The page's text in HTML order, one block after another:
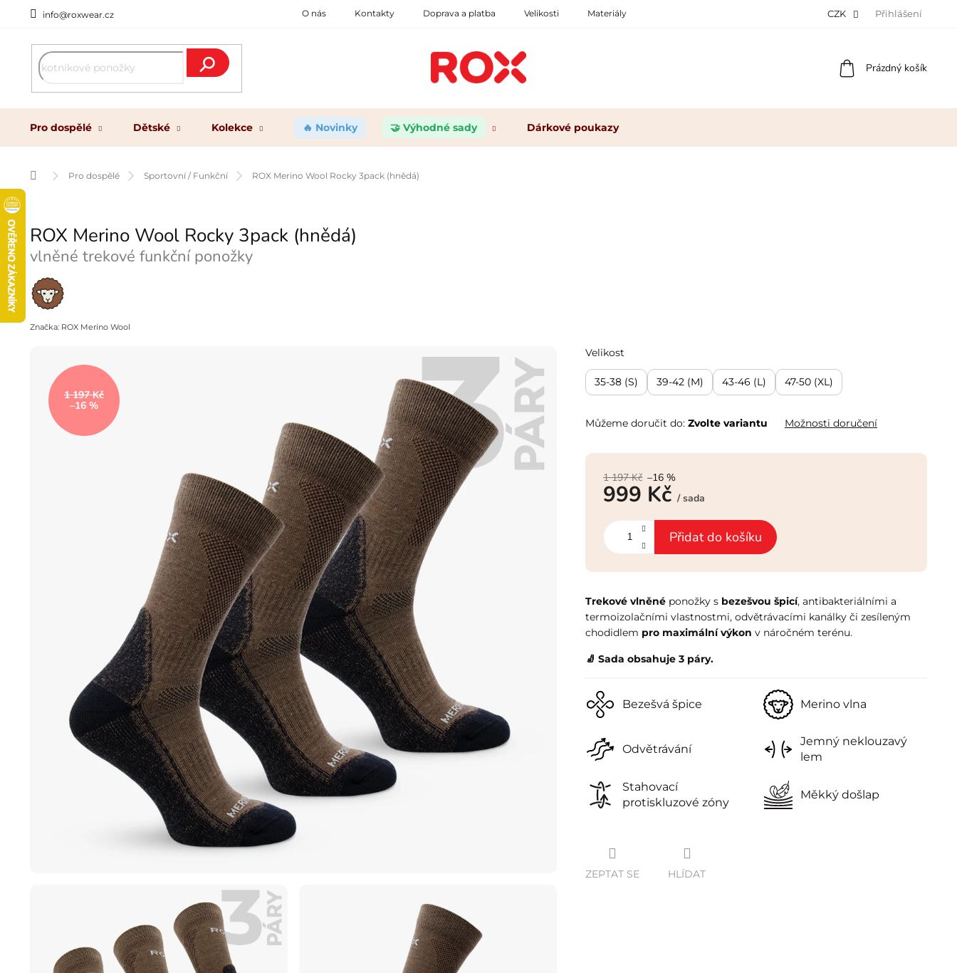
info@roxwear.cz O nás Kontakty Doprava a platba Velikosti Materiály CZK Přihlášení
Hledat
Nákupní
Prázdný košík
Pro dospělé Dětské Kolekce 🔥 Novinky 🤝 Výhodné sady Dárkové poukazy
DomůPro dospělé Sportovní / Funkční ROX Merino Wool Rocky 3pack (hnědá)
ROX Merino Wool Rocky 3pack (hnědá)
vlněné trekové funkční ponožky
Merino
vlna
Značka: ROX Merino Wool
1 197 Kč
–16 %
1 197 Kč –16 %
999 Kč / sada
Měrná
cena:
Velikost
35-38 (S) 39-42 (M) 43-46 (L) 47-50 (XL)
Můžeme doručit do: Zvolte variantu Možnosti doručení
Přidat do košíku
Trekové vlněné ponožky s bezešvou špicí, antibakteriálními a
termoizolačními vlastnostmi, odvětrávacími kanálky či zesíleným
chodidlem pro maximální výkon v náročném terénu.
🧦 Sada obsahuje 3 páry.
Bezešvá špice Merino vlna
Odvětrávání
Jemný neklouzavý
lem
Stahovací
protiskluzové zóny
Měkký došlap
ZEPTAT SE HLÍDAT